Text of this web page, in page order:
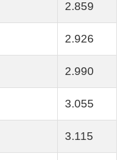
2.859
2.926
2.990
3.055
3.115